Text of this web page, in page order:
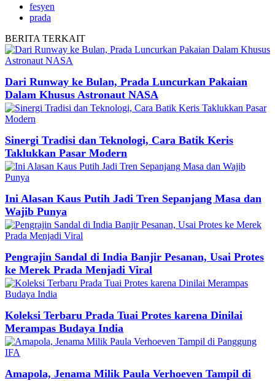
fesyen
prada
BERITA TERKAIT
Dari Runway ke Bulan, Prada Luncurkan Pakaian
Dalam Khusus Astronaut NASA
Sinergi Tradisi dan Teknologi, Cara Batik Keris
Taklukkan Pasar Modern
Ini Alasan Kaus Putih Jadi Tren Sepanjang Masa dan
Wajib Punya
Pengrajin Sandal di India Banjir Pesanan, Usai Protes
ke Merek Prada Menjadi Viral
Koleksi Terbaru Prada Tuai Protes karena Dinilai
Merampas Budaya India
Amapola, Jenama Milik Paula Verhoeven Tampil di